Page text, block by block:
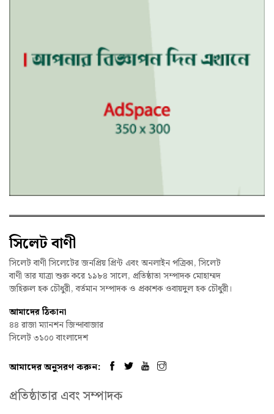
সিলেট বাণী
সিলেট বাণী সিলেটের জনপ্রিয় প্রিন্ট এবং অনলাইন পত্রিকা, সিলেট
বাণী তার যাত্রা শুরু করে ১৯৮৪ সালে, প্রতিষ্ঠাতা সম্পাদক মোহাম্মদ
জহিরুল হক চৌধুরী, বর্তমান সম্পাদক ও প্রকাশক ওবায়দুল হক চৌধুরী।
আমাদের ঠিকানা
৪৪ রাজা ম্যানশন জিন্দাবাজার
সিলেট ৩১০০ বাংলাদেশ
আমাদের অনুসরণ করুন:
প্রতিষ্ঠাতার এবং সম্পাদক